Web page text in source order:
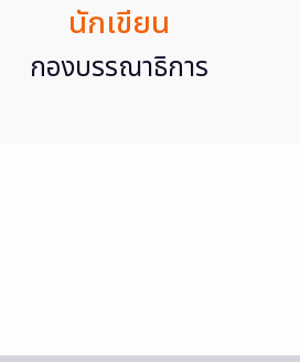
นักเขียน
กองบรรณาธิการ